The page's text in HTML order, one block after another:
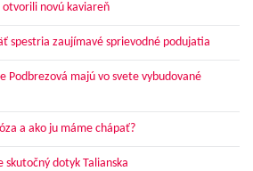
otvorili novú kaviareň
spestria zaujímavé sprievodné podujatia
Podbrezová majú vo svete vybudované
a ako ju máme chápať?
dotyk Talianska